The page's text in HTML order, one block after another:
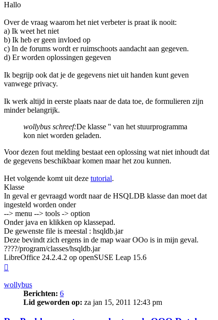
Hallo
Over de vraag waarom het niet verbeter is praat ik nooit:
a) Ik weet het niet
b) Ik heb er geen invloed op
c) In de forums wordt er ruimschoots aandacht aan gegeven.
d) Er worden oplossingen gegeven
Ik begrijp ook dat je de gegevens niet uit handen kunt geven
vanwege privacy.
Ik werk altijd in eerste plaats naar de data toe, de formulieren zijn
minder belangrijk.
wollybus schreef:De klasse '' van het stuurprogramma
kon niet worden geladen.
Voor dezen fout melding bestaat een oplossing wat niet inhoudt dat
de gegevens beschikbaar komen maar het zou kunnen.
Het volgende komt uit deze tutorial.
Klasse
In geval er gevraagd wordt naar de HSQLDB klasse dan moet dat
ingesteld worden onder
--> menu --> tools -> option
Onder java en klikken op klassepad.
De gewenste file is meestal : hsqldb.jar
Deze bevindt zich ergens in de map waar OOo is in mijn geval.
????/program/classes/hsqldb.jar
LibreOffice 24.2.4.2 op openSUSE Leap 15.6
wollybus
Berichten: 6
Lid geworden op: za jan 15, 2011 12:43 pm